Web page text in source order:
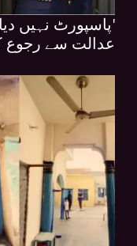
'پاسپورٹ نہیں
عدالت سے رجوع